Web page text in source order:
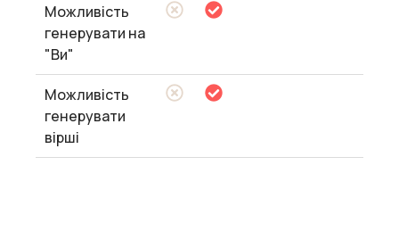
Можливість
генерувати на
"Ви"
Можливість
генерувати
вірші